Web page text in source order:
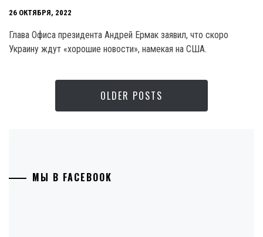
26 ОКТЯБРЯ, 2022
Глава Офиса президента Андрей Ермак заявил, что скоро
Украину ждут «хорошие новости», намекая на США.
OLDER POSTS
МЫ В FACEBOOK